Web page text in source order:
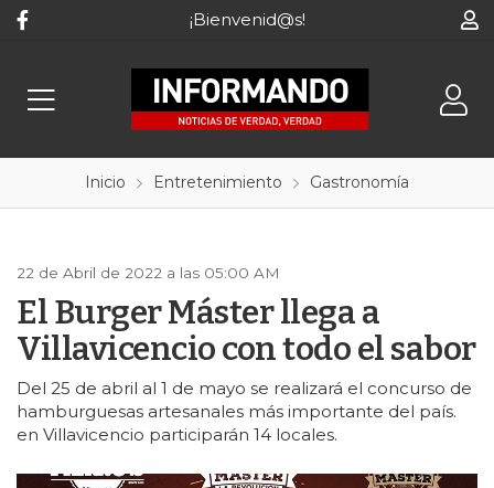
¡Bienvenid@s!
Inicio Entretenimiento Gastronomía
22 de Abril de 2022 a las 05:00 AM
El Burger Máster llega a
Villavicencio con todo el sabor
Del 25 de abril al 1 de mayo se realizará el concurso de
hamburguesas artesanales más importante del país.
en Villavicencio participarán 14 locales.